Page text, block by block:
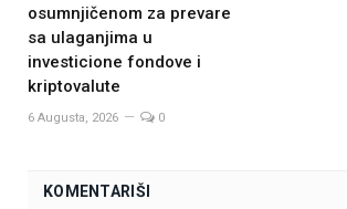
osumnjičenom za prevare
sa ulaganjima u
investicione fondove i
kriptovalute
6 Augusta, 2026 0
KOMENTARIŠI